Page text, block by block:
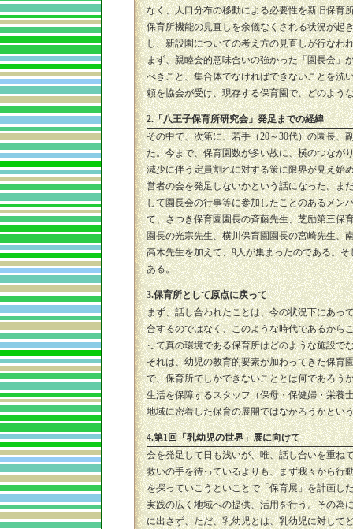
なく、人口分布の移動による必要性を新旧保育
保育所機能の見直しを余儀なくされる状況が起
し、新設園についての考え方の見直しが行なわ
まず、親睦会的意味合いの強かった「園長会」
べきこと、集合体でなければできないことを洗
頼を協会が受け、現存する保育園で、どのよう
2.「八王子保育所研究会」発足までの経緯
その中で、次第に、若手（20～30代）の園長、
た。今まで、保育園数が多い故に、横のつなが
減少に伴う定員割れに対する策に限界が見え始
営者の会を発足しないかという話になった。ま
して園長会の行事等に参加したことのあるメン
て、さつき保育園園長の斉藤先生、芝励第三保
園長の光宗先生、横川保育園園長の宮崎先生、
高木先生を加えて、9人が集まったのである。
ある。
3.保育所として原点に戻って
まず、話し合われたことは、今の状況下にあっ
合するのではなく、このような時代であるから
って真の環境である保育所はどのような施設で
それは、幼児の教育的要素が加わってきた保育
で、保育所でしかできないこととは何であろう
生活を保障するスタッフ（保母・保健婦・栄養
地域に密着した保育の展開ではなかろうかとい
4.第1回「乳幼児の世界」展に向けて
会を発足して日も浅いが、唯、話し合いを重ね
救いの手を待っているよりも、まず我々から行
を探っていこうといことで「保育展」を計画し
実践の広く地域への提供、活用を行う。その為
に出さず、ただ、乳幼児とは、乳幼児に対して